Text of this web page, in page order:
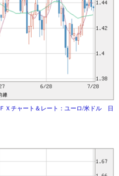
ＦＸチャート＆レート：ユーロ/米ドル 日